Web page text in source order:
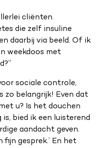
cliënten.
die zelf insuline
daarbij via beeld. Of ik
weekdoos met
sociale controle,
zo belangrijk! Even dat
u? Is het douchen
is, bied ik een luisterend
aandacht geven.
fijn gesprek.’ En het